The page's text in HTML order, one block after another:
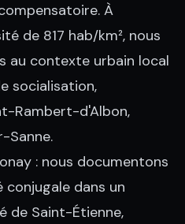
À
de 817 hab/km², nous
au contexte urbain local
socialisation,
Rambert-d'Albon,
Sanne.
: nous documentons
dans un
de Saint-Étienne,